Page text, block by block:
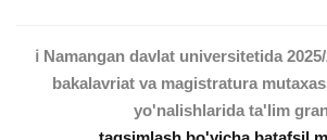
ℹ️ Namangan davlat universitetida
bakalavriat va magistratura
yo'nalishlarida ta'lim